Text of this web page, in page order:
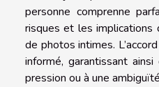
personne comprenne
risques et les implications
de photos intimes.
informé, garantissant
pression ou à une